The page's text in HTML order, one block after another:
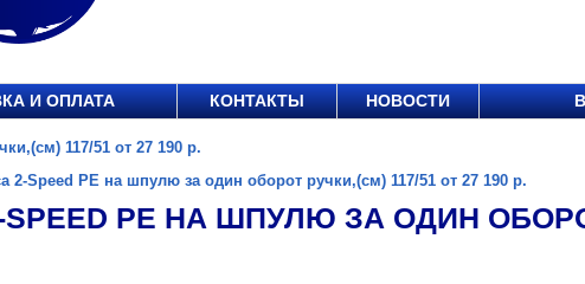
И ОПЛАТА КОНТАКТЫ НОВОСТИ
117/51 от 27 190 р.
2-Speed PE на шпулю за один оборот ручки,(см) 117/51 от 27 190 р.
SPEED PE НА ШПУЛЮ ЗА ОДИН